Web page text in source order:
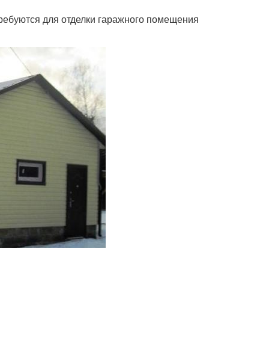
для отделки гаражного помещения